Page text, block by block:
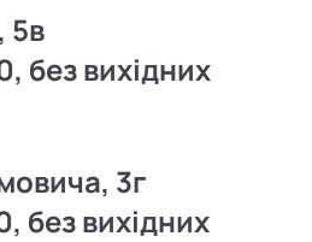
5в
без вихідних
3г
без вихідних